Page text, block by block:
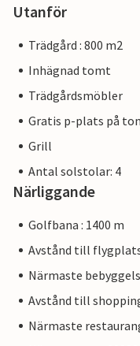
Utanför
Trädgård : 800 m2
Inhägnad tomt
Trädgårdsmöbler
Gratis p-plats på
Grill
Antal solstolar: 4
Närliggande
Golfbana : 1400 m
Avstånd till
Närmaste
Avstånd till
Närmaste